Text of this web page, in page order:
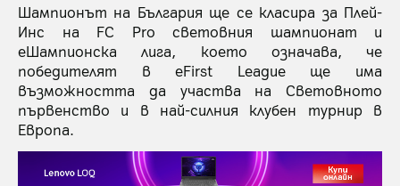
Шампионът на България ще се класира за Плей-
Инс на FC Pro световния шампионат и
еШампионска лига, което означава, че
победителят в eFirst League ще има
възможността да участва на Световното
първенство и в най-силния клубен турнир в
Европа.